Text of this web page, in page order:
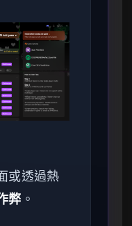
或透過熱
弊 。